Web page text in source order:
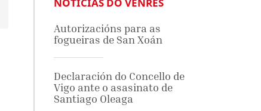
Autorizacións para as
fogueiras de San Xoán
Declaración do Concello de
Vigo ante o asasinato de
Santiago Oleaga